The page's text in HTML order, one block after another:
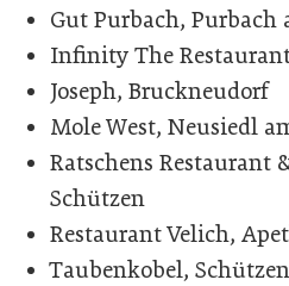
Gut Purbach, Purbach
Infinity The
Joseph, Bruckneudorf
Mole West, Neusiedl
Ratschens Restaurant
Schützen
Restaurant Velich,
Taubenkobel,